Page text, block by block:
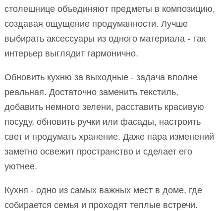
столешнице объединяют предметы в композицию,
создавая ощущение продуманности. Лучше
выбирать аксессуары из одного материала - так
интерьер выглядит гармонично.
Обновить кухню за выходные - задача вполне
реальная. Достаточно заменить текстиль,
добавить немного зелени, расставить красивую
посуду, обновить ручки или фасады, настроить
свет и продумать хранение. Даже пара изменений
заметно освежит пространство и сделает его
уютнее.
Кухня - одно из самых важных мест в доме, где
собирается семья и проходят теплые встречи.